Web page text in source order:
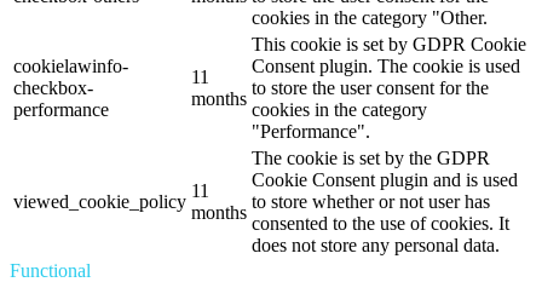
cookies in the category "Other.
cookielawinfo-
checkbox-
performance
11
months
This cookie is set by GDPR Cookie
Consent plugin. The cookie is used
to store the user consent for the
cookies in the category
"Performance".
viewed_cookie_policy
11
months
The cookie is set by the GDPR
Cookie Consent plugin and is used
to store whether or not user has
consented to the use of cookies. It
does not store any personal data.
Functional